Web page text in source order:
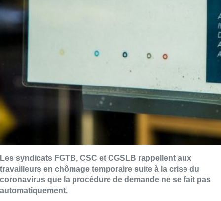
Les syndicats FGTB, CSC et CGSLB rappellent aux
travailleurs en chômage temporaire suite à la crise du
coronavirus que la procédure de demande ne se fait pas
automatiquement.